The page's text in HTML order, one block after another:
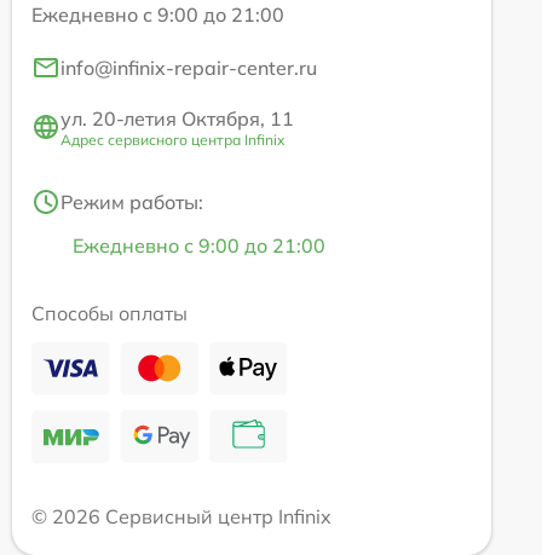
Ежедневно с 9:00 до 21:00
info@infinix-repair-center.ru
ул. 20-летия Октября, 11
Адрес сервисного центра Infinix
Режим работы:
Ежедневно с 9:00 до 21:00
Способы оплаты
© 2026 Сервисный центр Infinix